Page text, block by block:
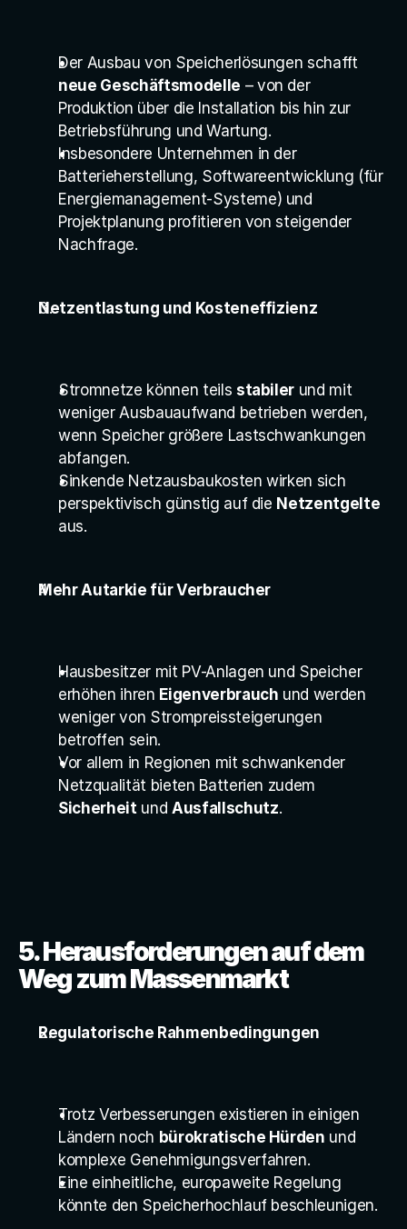
Der Ausbau von Speicherlösungen schafft
neue Geschäftsmodelle – von der
Produktion über die Installation bis hin zur
Betriebsführung und Wartung.
Insbesondere Unternehmen in der
Batterieherstellung, Softwareentwicklung (für
Energiemanagement-Systeme) und
Projektplanung profitieren von steigender
Nachfrage.
Netzentlastung und Kosteneffizienz
Stromnetze können teils stabiler und mit
weniger Ausbauaufwand betrieben werden,
wenn Speicher größere Lastschwankungen
abfangen.
Sinkende Netzausbaukosten wirken sich
perspektivisch günstig auf die Netzentgelte
aus.
Mehr Autarkie für Verbraucher
Hausbesitzer mit PV-Anlagen und Speicher
erhöhen ihren Eigenverbrauch und werden
weniger von Strompreissteigerungen
betroffen sein.
Vor allem in Regionen mit schwankender
Sicherheit und Ausfallschutz.
5. Herausforderungen auf dem
Weg zum Massenmarkt
Regulatorische Rahmenbedingungen
Trotz Verbesserungen existieren in einigen
Ländern noch bürokratische Hürden und
komplexe Genehmigungsverfahren.
Eine einheitliche, europaweite Regelung
könnte den Speicherhochlauf beschleunigen.